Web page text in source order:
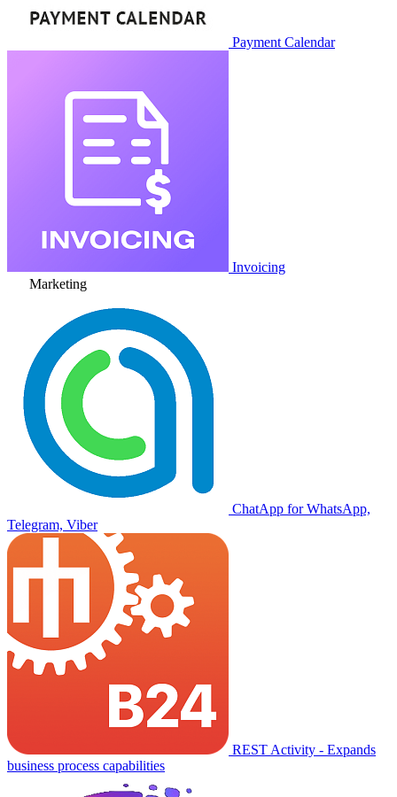
Payment Calendar
Invoicing
Marketing
ChatApp for WhatsApp,
Telegram, Viber
REST Activity - Expands
business process capabilities